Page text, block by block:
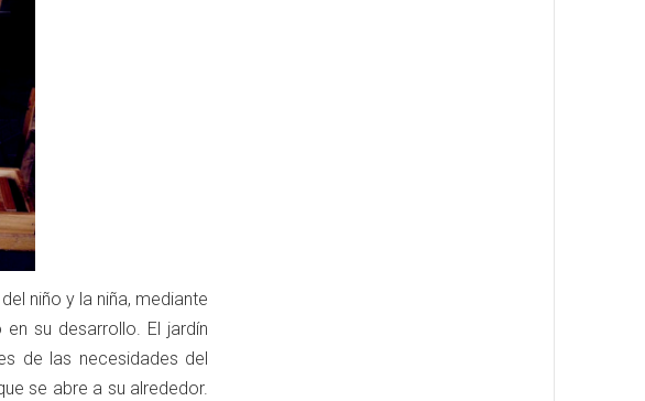
niño y la niña, mediante
su desarrollo. El jardín
de las necesidades del
se abre a su alrededor.